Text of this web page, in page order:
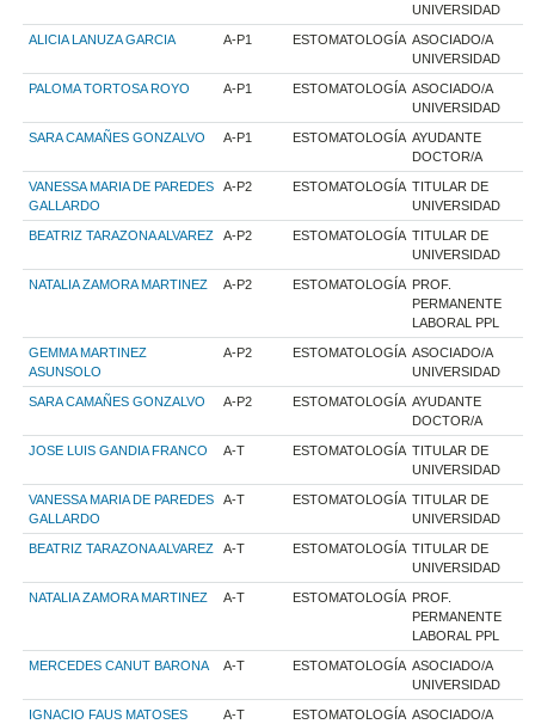
UNIVERSIDAD
ALICIA LANUZA GARCIA A-P1 ESTOMATOLOGÍA ASOCIADO/A
UNIVERSIDAD
PALOMA TORTOSA ROYO A-P1 ESTOMATOLOGÍA ASOCIADO/A
UNIVERSIDAD
SARA CAMAÑES GONZALVO A-P1 ESTOMATOLOGÍA AYUDANTE
DOCTOR/A
VANESSA MARIA DE PAREDES
GALLARDO
A-P2 ESTOMATOLOGÍA TITULAR DE
UNIVERSIDAD
BEATRIZ TARAZONA ALVAREZ A-P2 ESTOMATOLOGÍA TITULAR DE
UNIVERSIDAD
NATALIA ZAMORA MARTINEZ A-P2 ESTOMATOLOGÍA PROF.
PERMANENTE
LABORAL PPL
GEMMA MARTINEZ
ASUNSOLO
A-P2 ESTOMATOLOGÍA ASOCIADO/A
UNIVERSIDAD
SARA CAMAÑES GONZALVO A-P2 ESTOMATOLOGÍA AYUDANTE
DOCTOR/A
JOSE LUIS GANDIA FRANCO A-T ESTOMATOLOGÍA TITULAR DE
UNIVERSIDAD
VANESSA MARIA DE PAREDES
GALLARDO
A-T ESTOMATOLOGÍA TITULAR DE
UNIVERSIDAD
BEATRIZ TARAZONA ALVAREZ A-T ESTOMATOLOGÍA TITULAR DE
UNIVERSIDAD
NATALIA ZAMORA MARTINEZ A-T ESTOMATOLOGÍA PROF.
PERMANENTE
LABORAL PPL
MERCEDES CANUT BARONA A-T ESTOMATOLOGÍA ASOCIADO/A
UNIVERSIDAD
IGNACIO FAUS MATOSES A-T ESTOMATOLOGÍA ASOCIADO/A